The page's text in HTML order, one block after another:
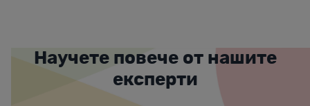
Научете повече от нашите
експерти